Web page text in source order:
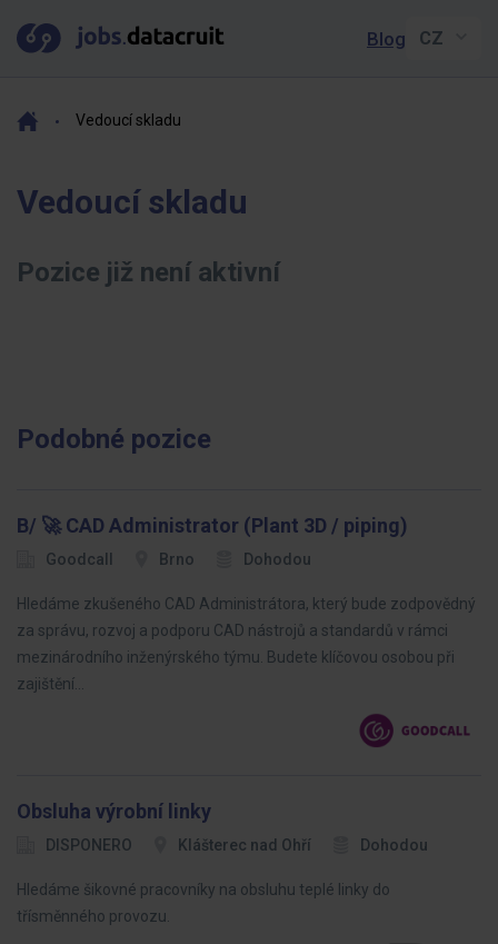
Blog
Vedoucí skladu
Vedoucí skladu
Pozice již není aktivní
Podobné pozice
B/ 🚀 CAD Administrator (Plant 3D / piping)
Goodcall Brno Dohodou
Hledáme zkušeného CAD Administrátora, který bude zodpovědný
za správu, rozvoj a podporu CAD nástrojů a standardů v rámci
mezinárodního inženýrského týmu. Budete klíčovou osobou při
zajištění…
Obsluha výrobní linky
DISPONERO Klášterec nad Ohří Dohodou
Hledáme šikovné pracovníky na obsluhu teplé linky do
třísměnného provozu.